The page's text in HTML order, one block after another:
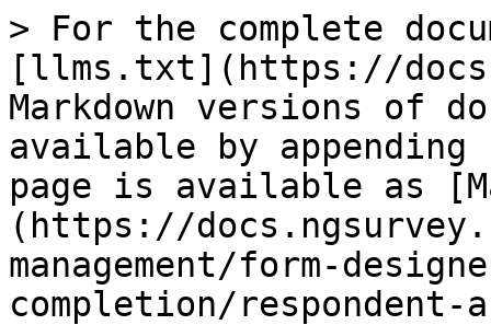
> For the complete
[llms.txt](https://
Markdown versions of
available by
page is available as
(https://
management/form-
completion/respondent-